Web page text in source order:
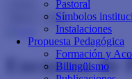
Pastoral
Símbolos
Instalaciones
Propuesta Pedagógica
Formación y
Bilingüismo
Info
Encuesta de